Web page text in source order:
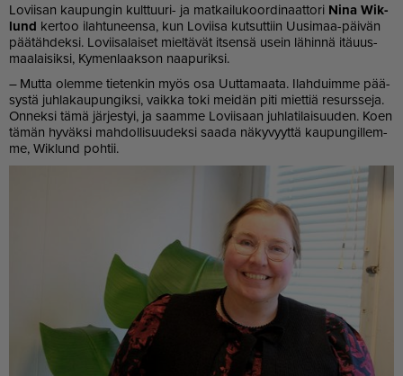
Lo­vii­san kau­pun­gin kult­tuu­ri- ja mat­kai­lu­koor­di­naat­to­ri Nina Wik­
lund ker­too ilah­tu­neen­sa, kun Lo­vii­sa kut­sut­tiin Uu­si­maa-päi­vän
pää­täh­dek­si. Lo­vii­sa­lai­set miel­tä­vät it­sen­sä usein lä­hin­nä itä­uus­
maa­lai­sik­si, Ky­men­laak­son naa­pu­rik­si.
– Mut­ta olem­me tie­ten­kin myös osa Uut­ta­maa­ta. Ilah­duim­me pää­
sys­tä juh­la­kau­pun­gik­si, vaik­ka toki mei­dän piti miet­tiä re­surs­se­ja.
On­nek­si tämä jär­jes­tyi, ja saam­me Lo­vii­saan juh­la­ti­lai­suu­den. Koen
tä­män hy­väk­si mah­dol­li­suu­dek­si saa­da nä­ky­vyyt­tä kau­pun­gil­lem­
me, Wik­lund poh­tii.